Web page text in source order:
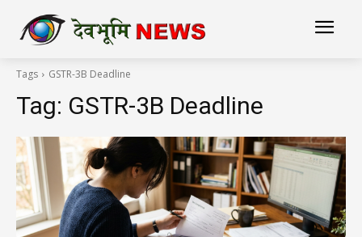
Tags GSTR-3B Deadline
Tag: GSTR-3B Deadline